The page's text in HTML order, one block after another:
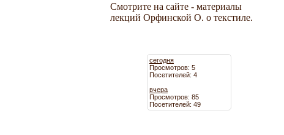
Смотрите на сайте - материалы
лекций Орфинской О. о текстиле.
сегодня
Просмотров: 5
Посетителей: 4
вчера
Просмотров: 85
Посетителей: 49